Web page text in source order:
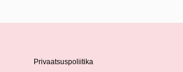
Privaatsuspoliitika